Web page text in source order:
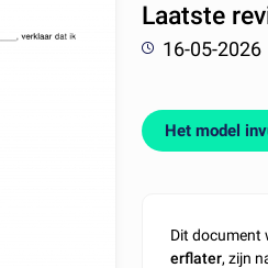
Laatste
16-05-2026
Het model
Dit document
erflater, zijn